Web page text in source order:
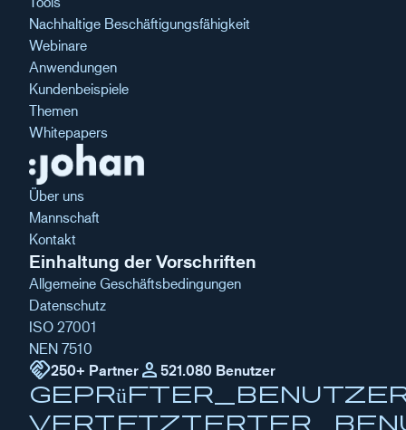
Nachhaltige Beschäftigungsfähigkeit
Webinare
Anwendungen
Kundenbeispiele
Themen
Whitepapers
Über uns
Mannschaft
Kontakt
Einhaltung der Vorschriften
Allgemeine Geschäftsbedingungen
Datenschutz
ISO 27001
NEN 7510
handshake250+ Partner Person 521.080 Benutzer